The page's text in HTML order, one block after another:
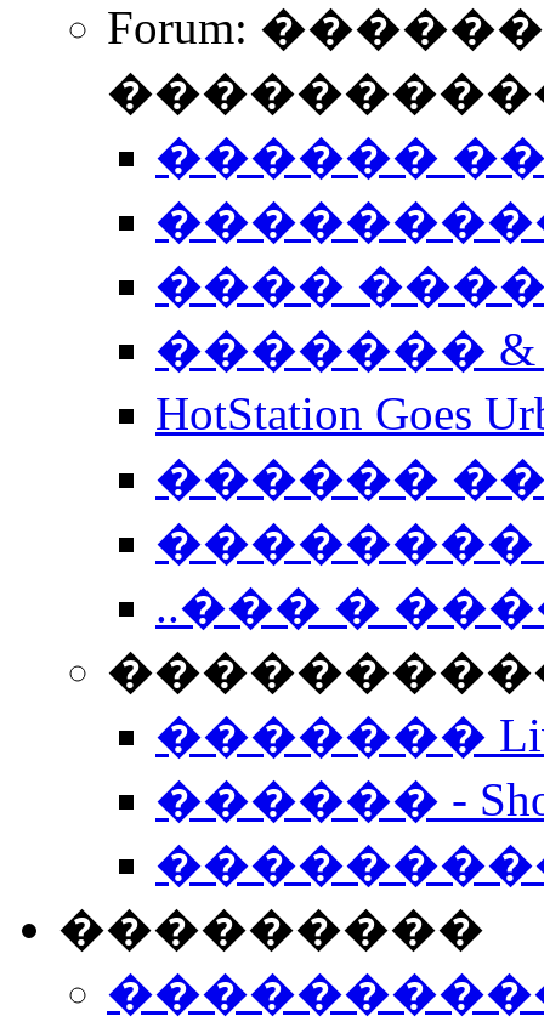
Forum:
������
����
�������
HotStation
������
��������
..��� �
����������
�������
������ -
���������